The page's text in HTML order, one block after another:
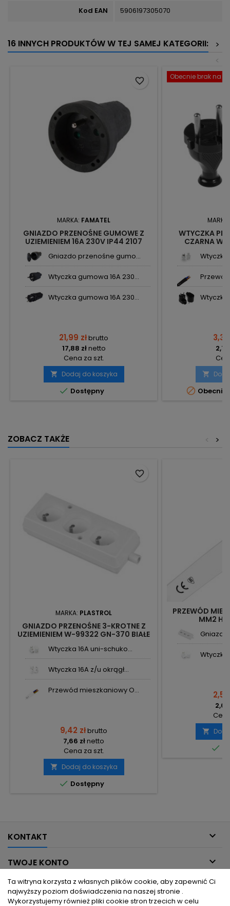
Kod EAN 5906197305070
16 INNYCH PRODUKTÓW W TEJ SAMEJ KATEGORII:
>
<
MARKA: FAMATEL
GNIAZDO PRZENOŚNE GUMOWE Z
UZIEMIENIEM 16A 230V IP44 2107
Gniazdo przenośne gumo...
Wtyczka gumowa 16A 230...
Wtyczka gumowa 16A 230...
21,99 złbrutto
17,88 złnetto
Cena za szt.
 Dodaj do koszyka
 Dostępny
favorite_border Obecnie brak na
WTYCZKA
CZARNA W-
Wtyczka
Przewód
3,32


ZOBACZ TAKŻE >
<
MARKA: PLASTROL
GNIAZDO PRZENOŚNE 3-KROTNE Z
UZIEMIENIEM W-99322 GN-370 BIAŁE
Wtyczka 16A uni-schuko...
Wtyczka 16A z/u okrągł...
Przewód mieszkaniowy O...
9,42 złbrutto
7,66 złnetto
Cena za szt.
 Dodaj do koszyka
 Dostępny
favorite_border
PRZEWÓD
MM2
Wtyczka
2,52


KONTAKT 
TWOJE KONTO 
INFORMACJE DLA CIEBIE 
Ta witryna korzysta z własnych plików cookie, aby zapewnić Ci
najwyższy poziom doświadczenia na naszej stronie .
Wykorzystujemy również pliki cookie stron trzecich w celu